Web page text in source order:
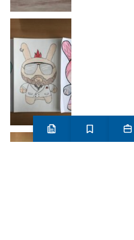
Preinscripció i matrícula
Estudis